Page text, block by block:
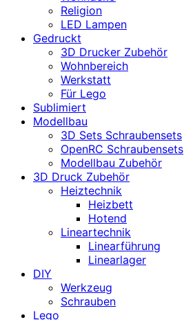
Religion
LED Lampen
Gedruckt
3D Drucker Zubehör
Wohnbereich
Werkstatt
Für Lego
Sublimiert
Modellbau
3D Sets Schraubensets
OpenRC Schraubensets
Modellbau Zubehör
3D Druck Zubehör
Heiztechnik
Heizbett
Hotend
Lineartechnik
Linearführung
Linearlager
DIY
Werkzeug
Schrauben
Lego